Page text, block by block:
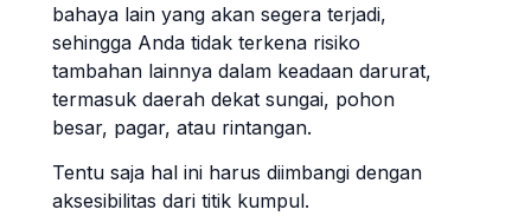
bahaya lain yang akan segera terjadi,
sehingga Anda tidak terkena risiko
tambahan lainnya dalam keadaan darurat,
termasuk daerah dekat sungai, pohon
besar, pagar, atau rintangan.
Tentu saja hal ini harus diimbangi dengan
aksesibilitas dari titik kumpul.